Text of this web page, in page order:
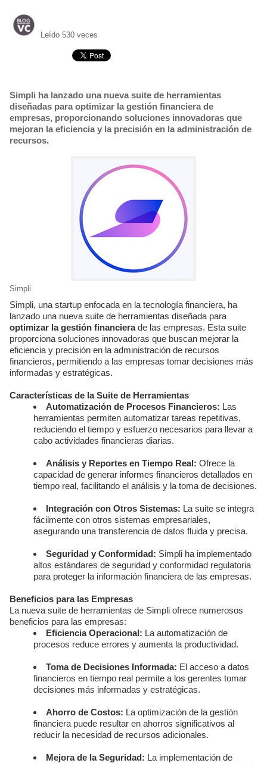
Leído 530 veces
Simpli ha lanzado una nueva suite de herramientas
diseñadas para optimizar la gestión financiera de
empresas, proporcionando soluciones innovadoras que
mejoran la eficiencia y la precisión en la administración de
recursos.
Simpli
Simpli, una startup enfocada en la tecnología financiera, ha
lanzado una nueva suite de herramientas diseñada para
optimizar la gestión financierade las empresas. Esta suite
proporciona soluciones innovadoras que buscan mejorar la
eficiencia y precisión en la administración de recursos
financieros, permitiendo a las empresas tomar decisiones más
informadas y estratégicas.
Características de la Suite de Herramientas
Automatización de Procesos Financieros: Las
herramientas permiten automatizar tareas repetitivas,
reduciendo el tiempo y esfuerzo necesarios para llevar a
cabo actividades financieras diarias.
Análisis y Reportes en Tiempo Real: Ofrece la
capacidad de generar informes financieros detallados en
tiempo real, facilitando el análisis y la toma de decisiones.
Integración con Otros Sistemas: La suite se integra
fácilmente con otros sistemas empresariales,
asegurando una transferencia de datos fluida y precisa.
Seguridad y Conformidad: Simpli ha implementado
altos estándares de seguridad y conformidad regulatoria
para proteger la información financiera de las empresas.
Beneficios para las Empresas
La nueva suite de herramientas de Simpli ofrece numerosos
beneficios para las empresas:
Eficiencia Operacional: La automatización de
procesos reduce errores y aumenta la productividad.
Toma de Decisiones Informada: El acceso a datos
financieros en tiempo real permite a los gerentes tomar
decisiones más informadas y estratégicas.
Ahorro de Costos: La optimización de la gestión
financiera puede resultar en ahorros significativos al
reducir la necesidad de recursos adicionales.
Mejora de la Seguridad: La implementación de